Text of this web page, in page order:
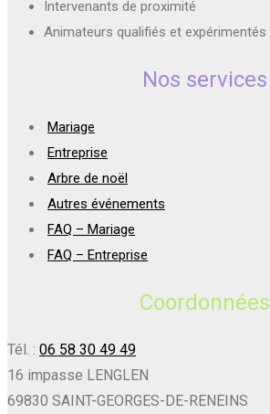
Intervenants de proximité
Animateurs qualifiés et expérimentés
Nos services
Mariage
Entreprise
Arbre de noël
Autres événements
FAQ – Mariage
FAQ – Entreprise
Coordonnées
Tél. : 06 58 30 49 49
16 impasse LENGLEN
69830 SAINT-GEORGES-DE-RENEINS